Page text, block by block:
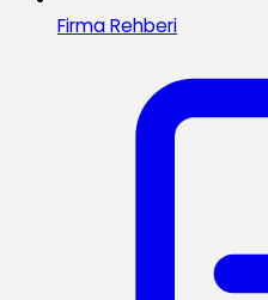
Firma Rehberi